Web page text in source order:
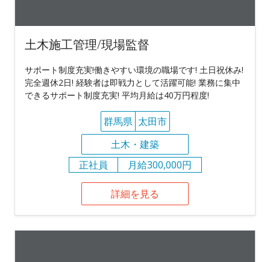
土木施工管理/現場監督
サポート制度充実!働きやすい環境の職場です! 土日祝休み!
完全週休2日! 経験者は即戦力として活躍可能! 業務に集中
できるサポート制度充実! 平均月給は40万円程度!
群馬県 太田市
土木・建築
正社員
月給300,000円
詳細を見る